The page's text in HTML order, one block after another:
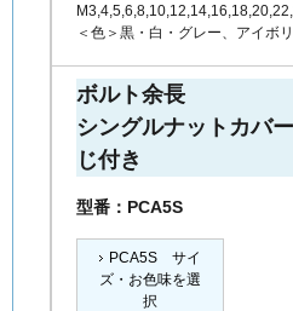
＜色＞黒・白・グレー、アイボ
ボルト余長
シングルナットカバ
じ付き
型番：PCA5S
PCA5S サイ
ズ・お色味を選
択